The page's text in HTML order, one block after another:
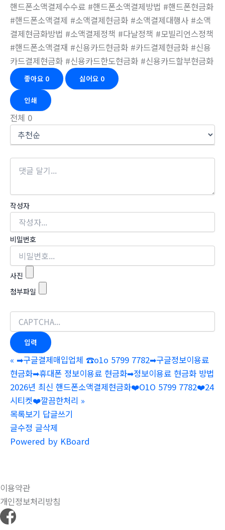
핸드폰소액결제수수료 #핸드폰소액결제방법 #핸드폰현금화
#핸드폰소액결제 #소액결제현금화 #소액결제대행사 #소액
결제현금화방법 #소액결제정책 #다날정책 #모빌리언스정책
#핸드폰소액결재 #신용카드현금화 #카드결제현금화 #신용
카드결제현금화 #신용카드한도현금화 #신용카드할부현금화
좋아요 0 싫어요 0
인쇄
전체 0
작성자
비밀번호
사진
첨부파일
« ➡구글결제매입업체 ☎o1o 5799 7782➡구글정보이용료
현금화➡휴대폰 정보이용료 현금화➡정보이용료 현금화 방법
2026년 최신 핸드폰소액결제현금화❤️O1O 5799 7782❤️24
시티켓❤️깔끔한처리 »
목록보기 답글쓰기
글수정 글삭제
Powered by KBoard
이용약관
개인정보처리방침